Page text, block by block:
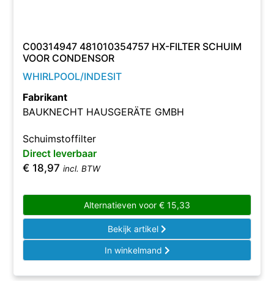
C00314947 481010354757 HX-FILTER SCHUIM
VOOR CONDENSOR
WHIRLPOOL/INDESIT
Fabrikant
BAUKNECHT HAUSGERÄTE GMBH
Schuimstoffilter
Direct leverbaar
€ 18,97 incl. BTW
Alternatieven voor € 15,33
Bekijk artikel
In winkelmand